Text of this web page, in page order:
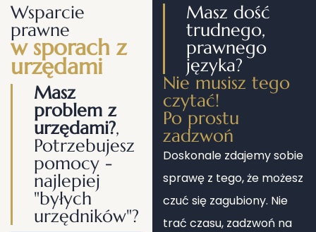
Wsparcie
prawne
w sporach z
urzędami
Masz
problem z
urzędami?,
Potrzebujesz
pomocy -
najlepiej
"byłych
urzędników"?
Masz dość
trudnego,
prawnego
języka?
Nie musisz tego
czytać!
Po prostu
zadzwoń
Doskonale zdajemy sobie
sprawę z tego, że możesz
czuć się zagubiony. Nie
trać czasu, zadzwoń na